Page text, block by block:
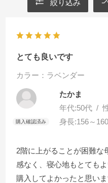
絞り込み
とても良いです
カラー：ラベンダー
たかま
年代:50代
身長:156～
2階に上がることが困難な
感なく、寝心地もとてもよ
購入してよかったと思いま